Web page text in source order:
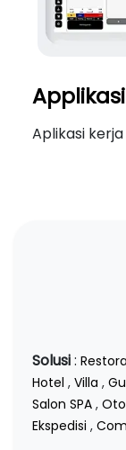
Applikasi
Aplikasi
Solusi:
Hotel , Villa ,
Salon SPA ,
Ekspedisi ,